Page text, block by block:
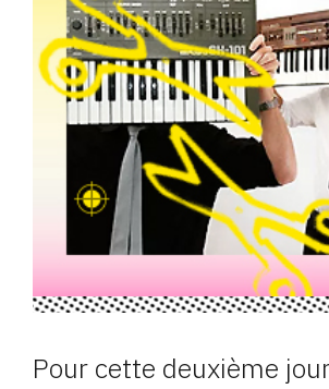
Pour cette deuxième